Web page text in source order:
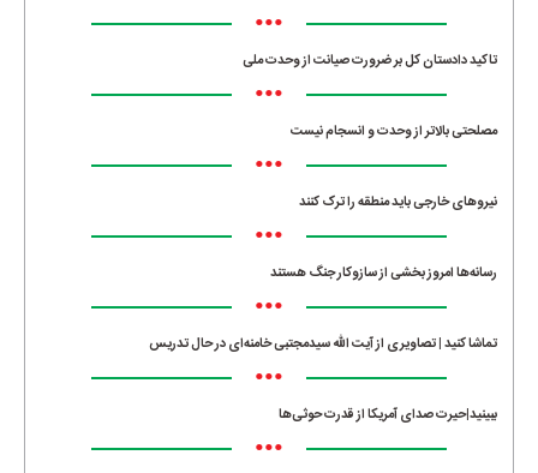
•••
تاکید دادستان کل بر ضرورت صیانت از وحدت ملی
•••
مصلحتی بالاتر از وحدت و انسجام نیست
•••
نیروهای خارجی باید منطقه را ترک کنند
•••
رسانه‌ها امروز بخشی از سازوکار جنگ هستند
•••
تماشا کنید | تصاویری از آیت الله سیدمجتبی خامنه‌ای در حال تدریس
•••
ببینید|حیرت صدای آمریکا از قدرت حوثی‌ها
•••